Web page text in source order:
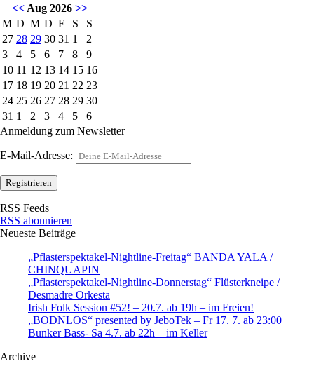
<< Aug 2026 >>
M D M D F S
S
27 28 29 30 31 1
2
3
4 5 6 7 8
9
10 11 12 13 14 15 16
17 18 19 20 21 22 23
24 25 26 27 28 29 30
31 1 2 3 4 5
6
Anmeldung zum Newsletter
E-Mail-Adresse:
RSS Feeds
RSS abonnieren
Neueste Beiträge
„Pflasterspektakel-Nightline-Freitag“ BANDA YALA /
CHINQUAPIN
„Pflasterspektakel-Nightline-Donnerstag“ Flüsterkneipe /
Desmadre Orkesta
Irish Folk Session #52! – 20.7. ab 19h – im Freien!
„BODNLOS“ presented by JeboTek – Fr 17. 7. ab 23:00
Bunker Bass- Sa 4.7. ab 22h – im Keller
Archive